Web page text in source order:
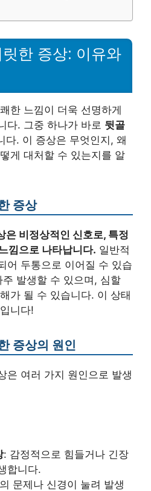
한 증상: 이유와
한 느낌이 더욱 선명하게
다. 그중 하나가 바로 뒷골
다. 이 증상은 무엇인지, 왜
게 대처할 수 있는지를 알
증상
은 비정상적인 신호로, 특정
낌으로 나타납니다. 일반적
어 두통으로 이어질 수 있습
발생할 수 있으며, 심할
가 될 수 있습니다. 이 상태
니다!
증상의 원인
은 여러 가지 원인으로 발생
: 감정적으로 힘들거나 긴장
합니다.
문제나 신경이 눌려 발생